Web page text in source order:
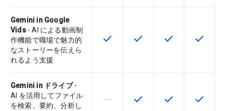
Gemini in Google
Vids- AI による動画制
作機能で職場で魅力的
なストーリーを伝えら
れるよう支援
この機能は該当の SKU で利用で
check この機能は該当の SKU
check この機能は該当
check この機
check
Gemini in ドライブ-
AI を活用してファイル
を検索、要約、分析し
この機能は該当の SKU でサポー
horizontal_rule この機能は該当の SKU
check この機能は該当
check この機
check